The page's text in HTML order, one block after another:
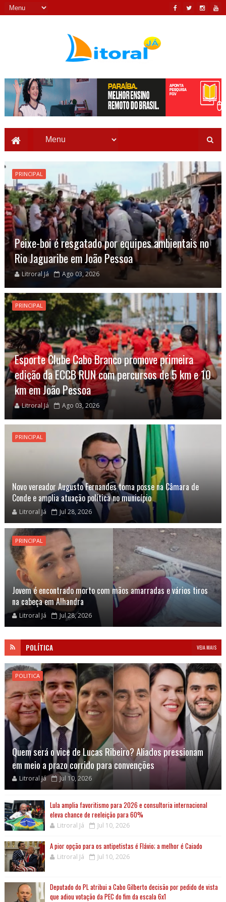
PRINCIPAL
Peixe-boi é resgatado por equipes ambientais no
Rio Jaguaribe em João Pessoa
Litroral Já Ago 03, 2026
PRINCIPAL
Esporte Clube Cabo Branco promove primeira
edição da ECCB RUN com percursos de 5 km e 10
km em João Pessoa
Litroral Já Ago 03, 2026
PRINCIPAL
Novo vereador Augusto Fernandes toma posse na Câmara de
Conde e amplia atuação política no município
Litroral Já Jul 28, 2026
PRINCIPAL
Jovem é encontrado morto com mãos amarradas e vários tiros
na cabeça em Alhandra
Litroral Já Jul 28, 2026
POLÍTICA VEJA MAIS
POLITICA
Quem será o vice de Lucas Ribeiro? Aliados pressionam
em meio a prazo corrido para convenções
Litroral Já Jul 10, 2026
Lula amplia favoritismo para 2026 e consultoria internacional
eleva chance de reeleição para 60%
Litroral Já Jul 10, 2026
A pior opção para os antipetistas é Flávio; a melhor é Caiado
Litroral Já Jul 10, 2026
Deputado do PL atribui a Cabo Gilberto decisão por pedido de vista
que adiou votação da PEC do fim da escala 6x1